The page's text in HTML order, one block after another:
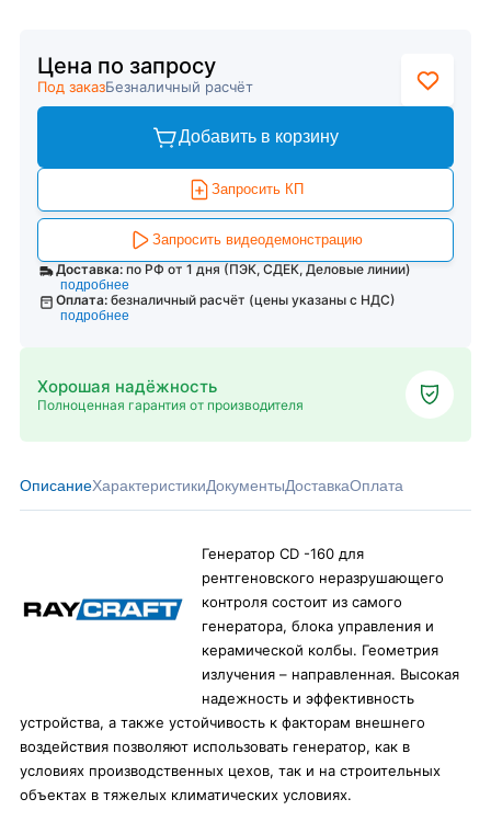
Цена по запросу
Под заказБезналичный расчёт
Добавить в корзину
Запросить КП
Запросить видеодемонстрацию
Доставка: по РФ от 1 дня (ПЭК, СДЕК, Деловые линии)
подробнее
Оплата: безналичный расчёт (цены указаны с НДС)
подробнее
Хорошая надёжность
Полноценная гарантия от производителя
ОписаниеХарактеристикиДокументыДоставкаОплата
Генератор CD -160 для
рентгеновского неразрушающего
контроля состоит из самого
генератора, блока управления и
керамической колбы. Геометрия
излучения – направленная. Высокая
надежность и эффективность
устройства, а также устойчивость к факторам внешнего
воздействия позволяют использовать генератор, как в
условиях производственных цехов, так и на строительных
объектах в тяжелых климатических условиях.